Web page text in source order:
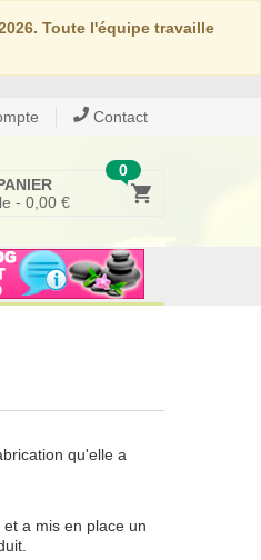
Toute l'équipe travaille
Contact
0
- 0,00 €
qu'elle a
et a mis en place un